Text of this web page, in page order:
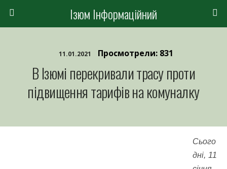
Ізюм Інформаційний
11.01.2021 Просмотрели: 831
В Ізюмі перекривали трасу проти
підвищення тарифів на комуналку
Сього
дні, 11